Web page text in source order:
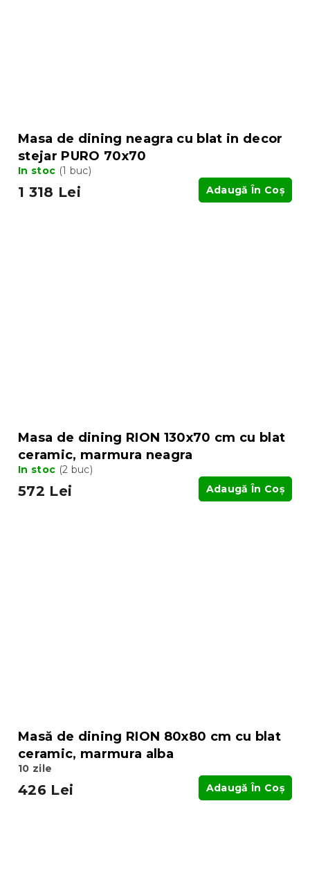
Masa de dining neagra cu blat in decor
stejar PURO 70x70
In stoc (1 buc)
1 318 Lei Adaugă În Coş
Masa de dining RION 130x70 cm cu blat
ceramic, marmura neagra
In stoc (2 buc)
572 Lei Adaugă În Coş
Masă de dining RION 80x80 cm cu blat
ceramic, marmura alba
10 zile
426 Lei Adaugă În Coş